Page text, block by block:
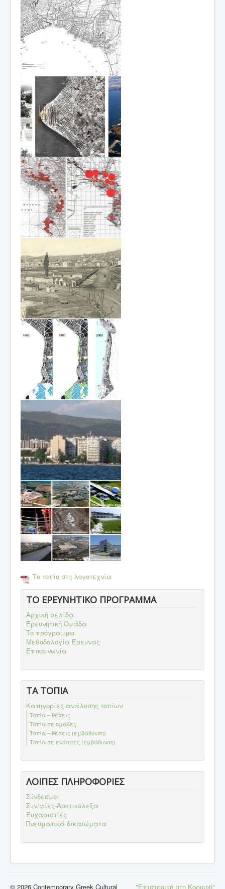
Το τοπίο στη λογοτεχνία
ΤΟ ΕΡΕΥΝΗΤΙΚΟ ΠΡΟΓΡΑΜΜΑ
Αρχική σελίδα
Ερευνητική Ομάδα
Το πρόγραμμα
Μεθοδολογία Έρευνας
Επικοινωνία
ΤΑ ΤΟΠΙΑ
Κατηγορίες ανάλυσης τοπίων
Τοπία – θέσεις
Τοπία σε ομάδες
Τοπία – θέσεις (εμβάθυνση)
Τοπία σε ενότητες (εμβάθυνση)
ΛΟΙΠΕΣ ΠΛΗΡΟΦΟΡΙΕΣ
Σύνδεσμοι
Συν/φίες-Αρκτικόλεξα
Ευχαριστίες
Πνευματικά δικαιώματα
"Επιστροφή στη Κορυφή"
© 2026 Contemporary Greek Cultural